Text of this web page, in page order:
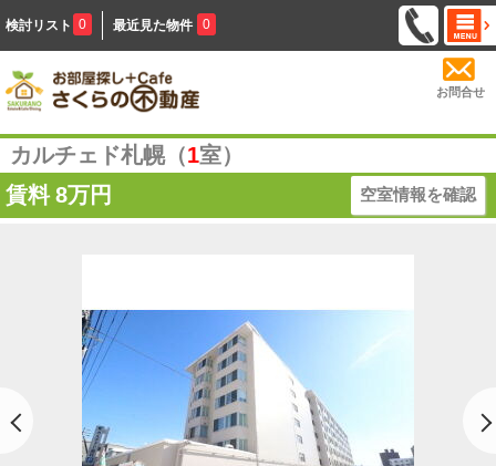
検討リスト 0 最近見た物件 0
お問合せ
カルチェド札幌（1室）
賃料 8万円 空室情報を確認